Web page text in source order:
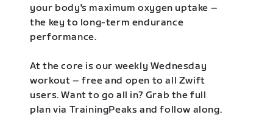
your body's maximum oxygen uptake –
the key to long-term endurance
performance.
At the core is our weekly Wednesday
workout – free and open to all Zwift
users. Want to go all in? Grab the full
plan via TrainingPeaks and follow along.